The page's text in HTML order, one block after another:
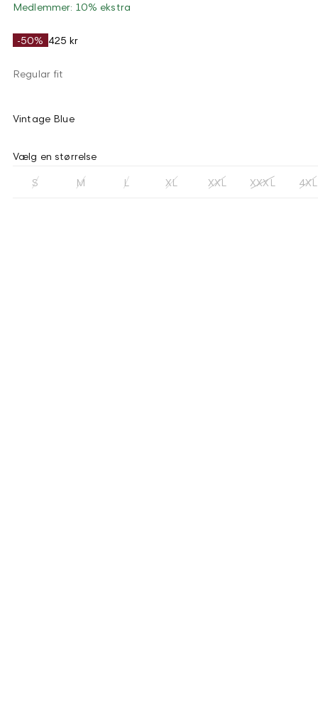
Medlemmer: 10% ekstra
-50% 425 kr
Regular fit
Vintage Blue
Vælg en størrelse
S M L XL XXL XXXL 4XL